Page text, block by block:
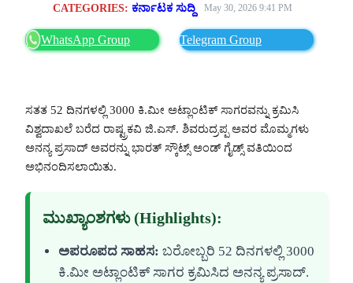
CATEGORIES: ಕರ್ನಾಟಕ ಸುದ್ದಿ May 30, 2026 9:41 PM
WhatsApp Group Telegram Group
ಸತತ 52 ದಿನಗಳಲ್ಲಿ 3000 ಕಿ.ಮೀ ಅಟ್ಲಾಂಟಿಕ್ ಸಾಗರವನ್ನು ಕ್ರಮಿಸಿ
ವಿಶ್ವದಾಖಲೆ ಬರೆದ ರಾಷ್ಟ್ರಕವಿ ಜಿ.ಎಸ್. ಶಿವರುದ್ರಪ್ಪ ಅವರ ಮೊಮ್ಮಗಳು
ಅನನ್ಯ ಪ್ರಸಾದ್ ಅವರನ್ನು ಭಾರತ್ ಸ್ಕೌಟ್ಸ್ ಅಂಡ್ ಗೈಡ್ಸ್ ವತಿಯಿಂದ
ಅಭಿನಂದಿಸಲಾಯಿತು.
ಮುಖ್ಯಾಂಶಗಳು (Highlights):
ಅಪರೂಪದ ಸಾಹಸ: ಬರೋಬ್ಬರಿ 52 ದಿನಗಳಲ್ಲಿ 3000
ಕಿ.ಮೀ ಅಟ್ಲಾಂಟಿಕ್ ಸಾಗರ ಕ್ರಮಿಸಿದ ಅನನ್ಯ ಪ್ರಸಾದ್.